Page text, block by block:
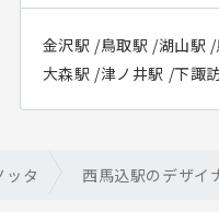
金沢駅 /鳥取駅 /湖山駅 /
大森駅 /津ノ井駅 /下諏
ッタ 西馬込駅のデザイ